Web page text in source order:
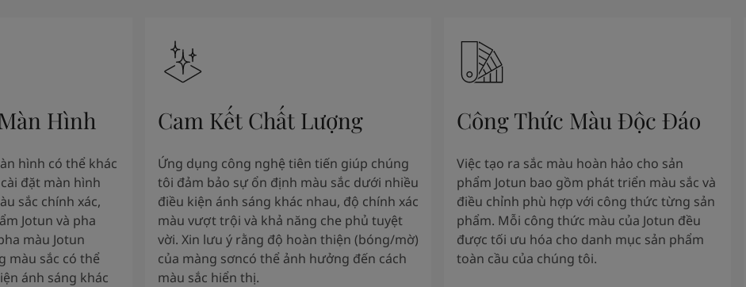
Hình
hình có thể khác
đặt màn hình
sắc chính xác,
Jotun và pha
màu Jotun
màu sắc có thể
ánh sáng khác
Cam Kết Chất Lượng
Ứng dụng công nghệ tiên tiến giúp chúng
tôi đảm bảo sự ổn định màu sắc dưới nhiều
điều kiện ánh sáng khác nhau, độ chính xác
màu vượt trội và khả năng che phủ tuyệt
vời. Xin lưu ý rằng độ hoàn thiện (bóng/mờ)
của màng sơncó thể ảnh hưởng đến cách
màu sắc hiển thị.
Công Thức Màu Độc Đáo
Việc tạo ra sắc màu hoàn hảo cho sản
phẩm Jotun bao gồm phát triển màu sắc và
điều chỉnh phù hợp với công thức từng sản
phẩm. Mỗi công thức màu của Jotun đều
được tối ưu hóa cho danh mục sản phẩm
toàn cầu của chúng tôi.